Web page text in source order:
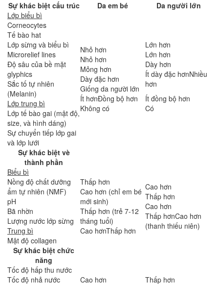
Sự khác biệt cấu trúc Da em bé
Da người lớn
Lớp biểu bì
Corneocytes
Tế bào hat
Lớp sừng và biểu bì
Microrelief lines
Độ sâu của bề mặt
glyphics
Sắc tố tự nhiên
(Melanin)
Lớp trung bì
Lớp tế bào gai (mật độ,
size, và hình dáng)
Sự chuyển tiếp lớp gai
và lớp lưới
Nhỏ hơn
Nhỏ hơn
Mỏng hơn
Dày đặc hơn
Giống da người lớn
Ít hơnĐồng bộ hơn
Không có
Lớn hơn
Lớn hơn
Dày hơn
Ít dày đặc hơnNhiều
hơn
Ít đồng bộ hơn
Có
Sự khác biệt vè
thành phần
Biểu bì
Nồng độ chất dưỡng
ẩm tự nhiên (NMF)
pH
Bã nhờn
Lượng nước lớp sừng
Trung bì
Mật độ collagen
Thấp hơn
Cao hơn (chỉ em bé
mới sinh)
Thấp hơn (trẻ 7-12
tháng tuổi)
Cao hơnThấp hơn
Cao hơn
Thấp hơn
Cao hơn
Thấp hơnCao hơn
(thanh thiếu niên)
Sự khác biệt chức
năng
Tốc độ hấp thu nước
Tốc độ nhả nước
Cao hơn
Thấp hơn